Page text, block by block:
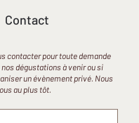
Contact
contacter pour toute demande
dégustations à venir ou si
un évènement privé. Nous
au plus tôt.